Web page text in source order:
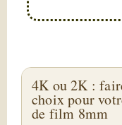
4K ou 2K :
choix pour
de film 8mm